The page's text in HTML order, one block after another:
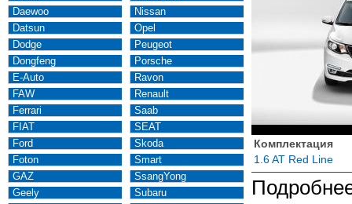
Daewoo
Datsun
Dodge
Dongfeng
E-Auto
FAW
Ferrari
FIAT
Ford
Foton
GAZ
Geely
Nissan
Opel
Peugeot
Porsche
Ravon
Renault
Saab
SEAT
Skoda
Smart
SsangYong
Subaru
Комплектация
1.6 AT Red Line